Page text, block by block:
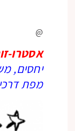
@
אסטרו-
יחסים,
מפת